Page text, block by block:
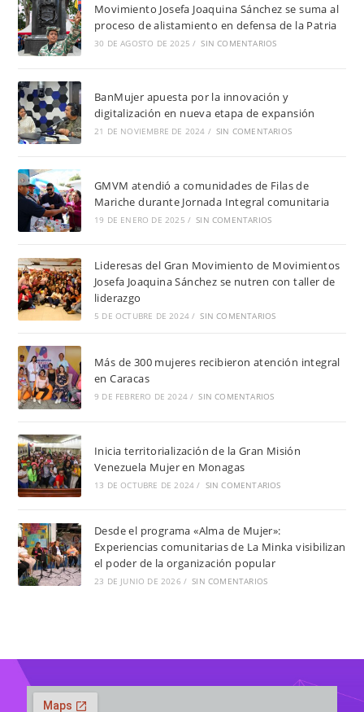
Movimiento Josefa Joaquina Sánchez se suma al
proceso de alistamiento en defensa de la Patria
30 DE AGOSTO DE 2025 / SIN COMENTARIOS
BanMujer apuesta por la innovación y
digitalización en nueva etapa de expansión
21 DE NOVIEMBRE DE 2024 / SIN COMENTARIOS
GMVM atendió a comunidades de Filas de
Mariche durante Jornada Integral comunitaria
19 DE ENERO DE 2025 / SIN COMENTARIOS
Lideresas del Gran Movimiento de Movimientos
Josefa Joaquina Sánchez se nutren con taller de
liderazgo
5 DE OCTUBRE DE 2024 / SIN COMENTARIOS
Más de 300 mujeres recibieron atención integral
en Caracas
9 DE FEBRERO DE 2024 / SIN COMENTARIOS
Inicia territorialización de la Gran Misión
Venezuela Mujer en Monagas
13 DE OCTUBRE DE 2024 / SIN COMENTARIOS
Desde el programa «Alma de Mujer»:
Experiencias comunitarias de La Minka visibilizan
el poder de la organización popular
23 DE JUNIO DE 2026 / SIN COMENTARIOS